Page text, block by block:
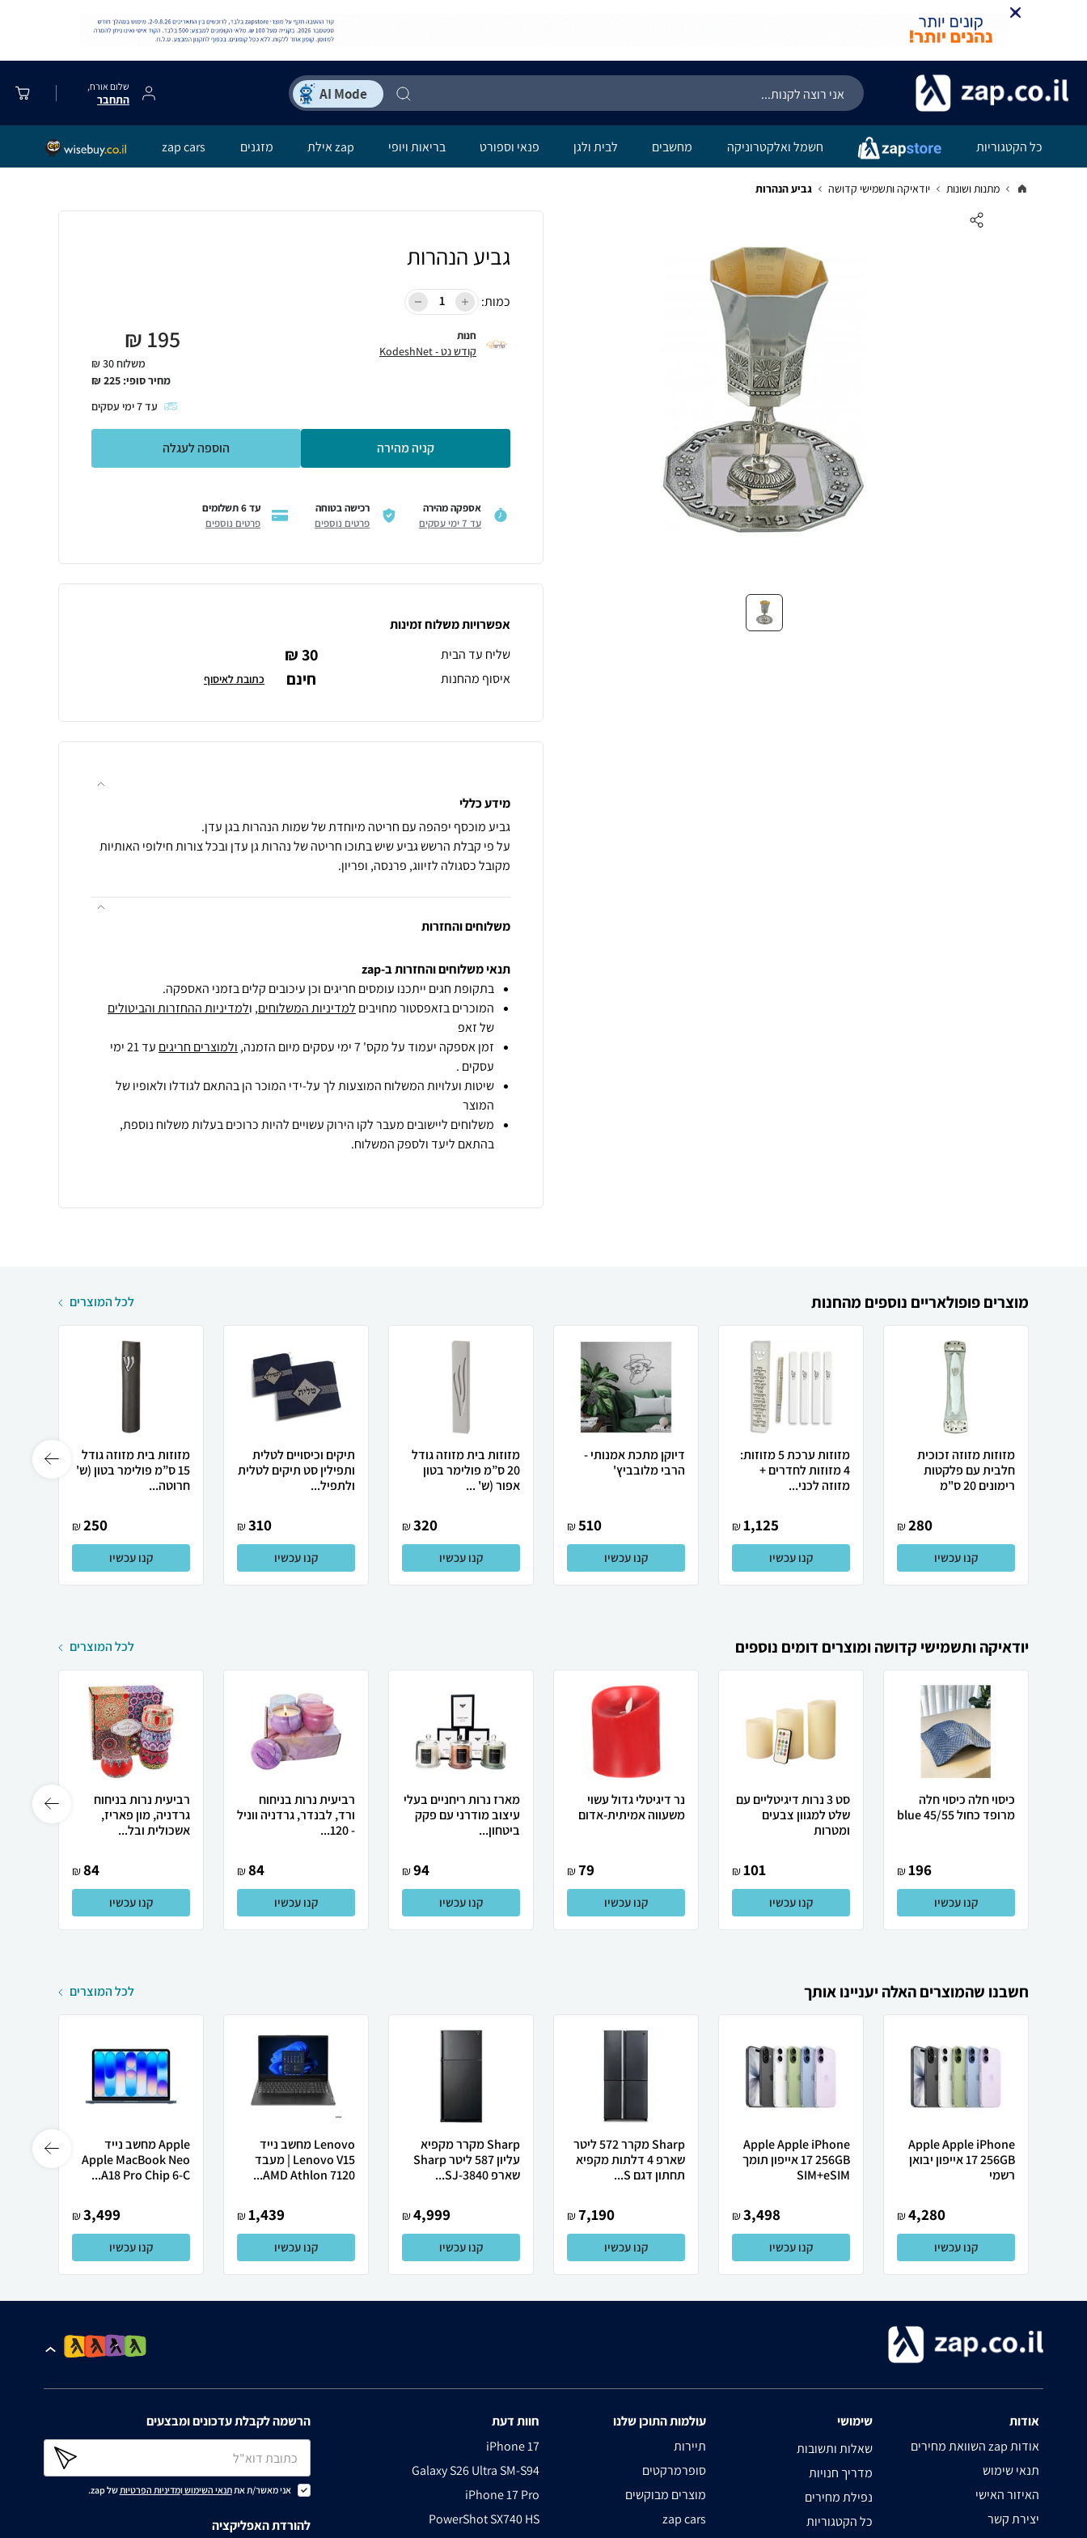
שלום אורח,
התחבר
כל הקטגוריות חשמל ואלקטרוניקה מחשבים לבית ולגן פנאי וספורט בריאות ויופי zap אילת מזגנים zap cars
מתנות ושונות יודאיקה ותשמישי קדושה גביע הנהרות
גביע הנהרות
כמות:
חנות
קודש נט - KodeshNet 195
₪
משלוח 30 ₪
מחיר סופי: 225
₪
עד7ימי עסקים
קניה מהירה הוספה לעגלה
אספקה מהירה
עד 7 ימי עסקים
רכישה בטוחה
פרטים נוספים
עד 6 תשלומים
פרטים נוספים
אפשרויות משלוח זמינות
שליח עד הבית
30 ₪
איסוף מהחנות חינם כתובת לאיסוף
מידע כללי
על פי קבלת הרשש גביע שיש בתוכו חריטה של נהרות גן עדן ובכל צורות חילופי האותיות
מקובל כסגולה לזיווג, פרנסה, ופריון.
משלוחים והחזרות
תנאי משלוחים והחזרות ב-zap
בתקופת חגים ייתכנו עומסים חריגים וכן עיכובים קלים בזמני האספקה.
המוכרים בזאפסטור מחויבים למדיניות המשלוחים, ולמדיניות ההחזרות והביטולים
של זאפ
זמן אספקה יעמוד על מקס' 7 ימי עסקים מיום הזמנה,
ולמוצרים חריגים
עד 21 ימי
עסקים .
שיטות ועלויות המשלוח המוצעות לך על-ידי המוכר הן בהתאם לגודלו ולאופיו של
המוצר
משלוחים ליישובים מעבר לקו הירוק עשויים להיות כרוכים בעלות משלוח נוספת,
בהתאם ליעד ולספק המשלוח.
מוצרים פופולאריים נוספים מהחנות לכל המוצרים
מזוזות מזוזה זכוכית
חלבית עם פלקטות
רימונים 20 ס"מ
280
₪
קנו עכשיו
מזוזות ערכת 5 מזוזות:
4 מזוזות לחדרים +
מזוזה לכני...
1,125
₪
קנו עכשיו
דיוקן מתכת אמנותי -
הרבי מלובביץ'
510
₪
קנו עכשיו
מזוזות בית מזוזה גודל
20 ס”מ פולימר בטון
אפור (ש' ...
320
₪
קנו עכשיו
תיקים וכיסויים לטלית
ותפילין סט תיקים לטלית
ולתפיל...
310
₪
קנו עכשיו
מזוזות בית מזוזה גודל
15 ס”מ פולימר בטון (ש'
חרוטה...
250
₪
קנו עכשיו
יודאיקה ותשמישי קדושה ומוצרים דומים נוספים לכל המוצרים
כיסוי חלה כיסוי חלה
מרופד כחול blue 45/55
196
₪
קנו עכשיו
סט 3 נרות דיגיטליים עם
שלט למגוון צבעים
ומטרות
101
₪
קנו עכשיו
נר דיגיטלי גדול עשוי
משעווה אמיתית-אדום
79
₪
קנו עכשיו
מארז נרות ריחניים בעלי
עיצוב מודרני עם פקק
ביטחון...
94
₪
קנו עכשיו
רביעית נרות בניחוח
ורד, לבנדר, גרדניה ווניל
- 120...
84
₪
קנו עכשיו
רביעית נרות בניחוח
גרדניה, מון פאריז,
אשכולית ובל...
84
₪
קנו עכשיו
חשבנו שהמוצרים האלה יעניינו אותך לכל המוצרים
Apple Apple iPhone
17 256GB אייפון יבואן
רשמי
4,280
₪
קנו עכשיו
Apple Apple iPhone
17 256GB אייפון תומך
SIM+eSIM
3,498
₪
קנו עכשיו
Sharp מקרר 572 ליטר
שארפ 4 דלתות מקפיא
תחתון דגם S...
7,190
₪
קנו עכשיו
Sharp מקרר מקפיא
עליון 587 ליטר Sharp
שארפ SJ-3840...
4,999
₪
קנו עכשיו
Lenovo מחשב נייד
Lenovo V15 | מעבד
AMD Athlon 7120...
1,439
₪
קנו עכשיו
Apple מחשב נייד
Apple MacBook Neo
A18 Pro Chip 6-C...
3,499
₪
קנו עכשיו
אודות
השוואת מחירים zap אודות
תנאי שימוש
האיזור האישי
יצירת קשר
שימושי
שאלות ותשובות
מדריך חנויות
נפילת מחירים
כל הקטגוריות
עולמות התוכן שלנו
תיירות
סופרמרקטים
מוצרים מבוקשים
zap cars
חוות דעת
iPhone 17
Galaxy S26 Ultra SM-S94
iPhone 17 Pro
PowerShot SX740 HS
הרשמה לקבלת עדכונים ומבצעים
אני מאשר/ת אתתנאי השימושומדיניות הפרטיותשל zap.
להורדת האפליקציה